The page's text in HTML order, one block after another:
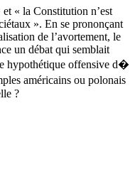
et « la Constitution n’est
». En se prononçant
de l’avortement, le
un débat qui semblait
hypothétique offensive d�
américains ou polonais
?